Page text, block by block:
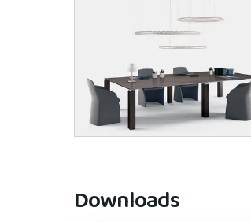
Downloads